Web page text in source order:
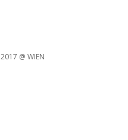
@ WIEN